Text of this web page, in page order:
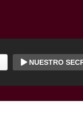
NUESTRO